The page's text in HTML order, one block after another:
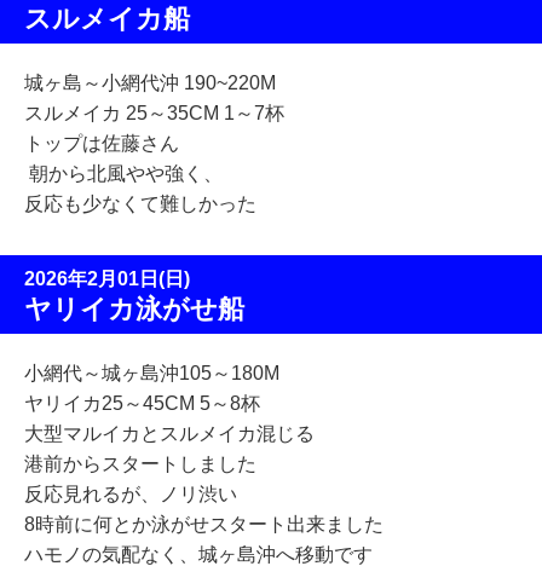
スルメイカ船
城ヶ島～小網代沖 190~220M
スルメイカ 25～35CM 1～7杯
トップは佐藤さん
朝から北風やや強く、
反応も少なくて難しかった
2026年2月01日(日)
ヤリイカ泳がせ船
小網代～城ヶ島沖105～180M
ヤリイカ25～45CM 5～8杯
大型マルイカとスルメイカ混じる
港前からスタートしました
反応見れるが、ノリ渋い
8時前に何とか泳がせスタート出来ました
ハモノの気配なく、城ヶ島沖へ移動です